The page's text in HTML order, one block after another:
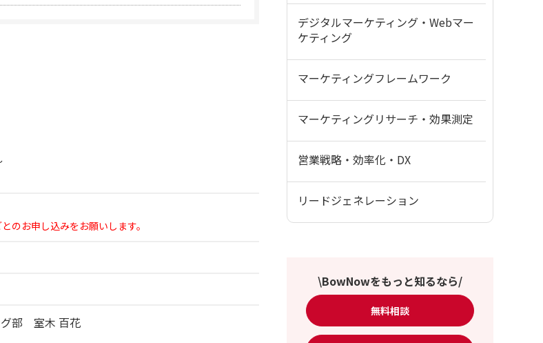
のお申し込みをお願いします。
グ部 室木 百花
デジタルマーケティング・Webマー
ケティング
マーケティングフレームワーク
マーケティングリサーチ・効果測定
営業戦略・効率化・DX
リードジェネレーション
\BowNowをもっと知るなら/
無料相談